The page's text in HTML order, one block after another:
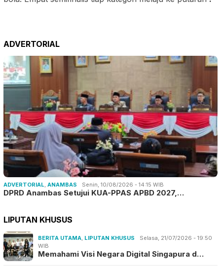
ADVERTORIAL
ADVERTORIAL, ANAMBAS Senin, 10/08/2026 - 14:15 WIB
DPRD Anambas Setujui KUA-PPAS APBD 2027,…
LIPUTAN KHUSUS
BERITA UTAMA, LIPUTAN KHUSUS
Selasa, 21/07/2026 - 19:50
WIB
Memahami Visi Negara Digital Singapura d…